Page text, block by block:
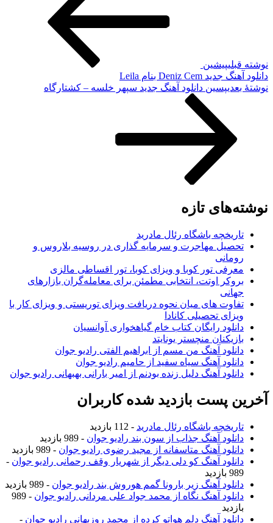
نوشته قبلیپیشین
دانلود آهنگ جدید Deniz Cem بنام Leila
نوشته‌ٔ بعدیپسین دانلود آهنگ جدید سپهر خلسه – کشتارگاه
نوشته‌های تازه
تاریخچه باشگاه رئال مادرید
تحصیل مهاجرت و سرمایه گذاری در روسیه بلاروس و
رومانی
معرفی تور کوبا و ویزای کوبا، تور اقساطی مالزی
بروکر اوتت، انتخابی مطمئن برای معامله‌گران بازارهای
جهانی
تفاوت های میان نحوه دریافت ویزای توریستی و ویزای کار با
ویزای تحصیلی کانادا
دانلود رایگان کتاب خام گیاهخواری آوانسیان
بازیکنان منچستر یونایتد
دانلود آهنگ من مسم از ابراهیم الفتی رادیو جوان
دانلود آهنگ سیاه سفید از حامیم رادیو جوان
دانلود آهنگ دلیل زنده بودنم از امیر بارانی بهبهانی رادیو جوان
آخرین پست بازدید شده کاربران
تاریخچه باشگاه رئال مادرید - 112 بازدید
دانلود آهنگ جذاب از سون بند رادیو جوان - 989 بازدید
دانلود آهنگ متاسفانه از مجید رضوی رادیو جوان - 989 بازدید
دانلود آهنگ کو دلی دیگر از شهریار وقف رحمانی رادیو جوان -
989 بازدید
دانلود آهنگ زیر بارونا گمم هوروش بند رادیو جوان - 989 بازدید
دانلود آهنگ نگاه از محمد جواد علی مردانی رادیو جوان
- 989
بازدید
دانلود آهنگ دلم هواتو کرده از محمد روزبهانی رادیو جوان -